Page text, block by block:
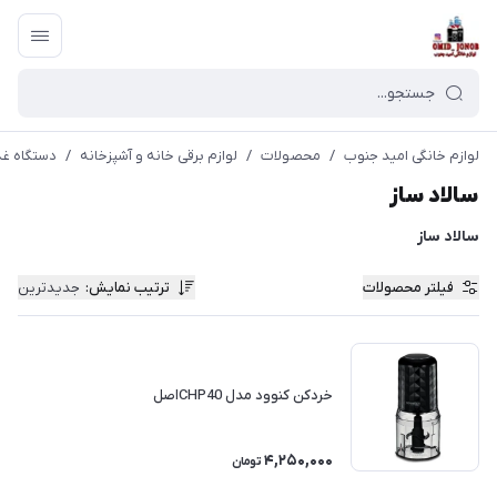
لوازم خانگی امید جنوب / محصولات / لوازم برقی خانه و آشپزخانه / دستگاه
سالاد ساز
سالاد ساز
فیلتر محصولات ترتیب نمایش: جدیدترین
خردکن کنوود مدل CHP40اصل
4,250,000 تومان